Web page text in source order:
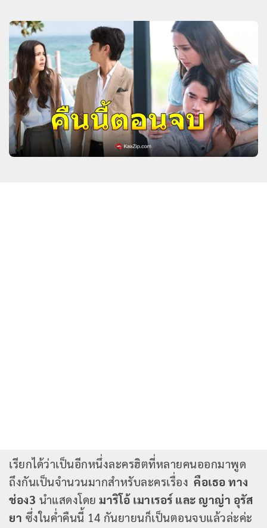
เรียกได้ว่าเป็นอีกหนึ่งละครฮิตที่หลายคนออกมาพูด
ถึงกันเป็นจำนวนมากสำหรับละครเรื่อง คือเธอ ทาง
ช่อง3 นำแสดงโดย มาริโอ้ เมาเรอร์ และ ญาญ่า อุรัส
ยา ซึ่งในค่ำคืนนี้ 14 กันยายนก็เป็นตอนจบแล้วล่ะค่ะ